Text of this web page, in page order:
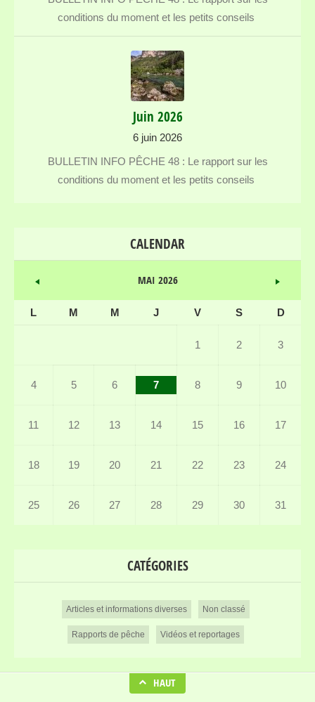
conditions du moment et les petits conseils
Juin 2026
6 juin 2026
BULLETIN INFO PÊCHE 48 : Le rapport sur les
conditions du moment et les petits conseils
CALENDAR
MAI 2026
L M M J V S D
1 2 3
4 5 6 7 8 9 10
11 12 13 14 15 16 17
18 19 20 21 22 23 24
25 26 27 28 29 30 31
CATÉGORIES
Articles et informations diverses Non classé
Rapports de pêche Vidéos et reportages
HAUT